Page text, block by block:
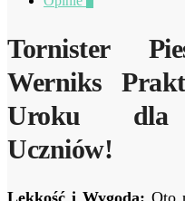
Tornister
Werniks
Uroku dla
Uczniów!
Lekkość i Wygoda: Oto